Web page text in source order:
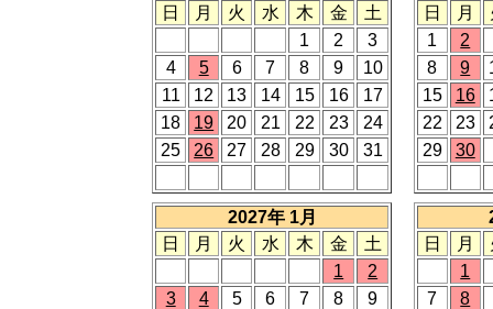
日
月 火 水 木 金
土
1
2
3
4
5 6 7 8 9
10
11
12 13 14 15 16
17
18
19 20 21 22 23
24
25
26 27 28 29 30 31
日
月
1
2
8
9
15
16
22
23
29
30
2027年 1月
日
月 火 水 木 金
土
1
2
3
4 5 6 7 8
9
日
月
1
7
8